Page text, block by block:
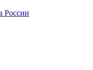
России